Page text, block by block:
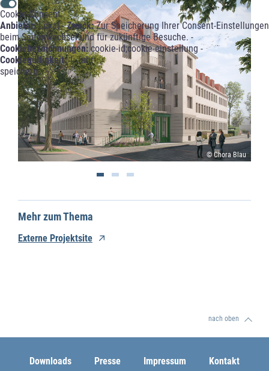
Cookie-Consent
Anbieter:Lokal -Zweck:Zur Speicherung Ihrer Consent-Einstellungen
beim Seitenwechsel und für zukünftige Besuche. -
Cookiebezeichnungen:cookie-id;cookie-einstellung -
Cookiegültigkeit:1 Jahr
speichern
© Chora Blau
Mehr zum Thema
Externe Projektsite
nach oben
Downloads Presse Impressum Kontakt